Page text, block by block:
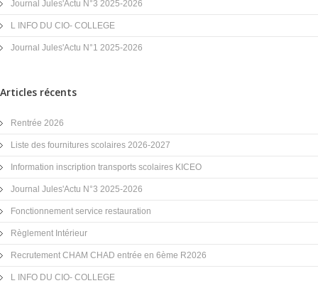
Journal Jules'Actu N°3 2025-2026
L INFO DU CIO- COLLEGE
Journal Jules'Actu N°1 2025-2026
Articles récents
Rentrée 2026
Liste des fournitures scolaires 2026-2027
Information inscription transports scolaires KICEO
Journal Jules'Actu N°3 2025-2026
Fonctionnement service restauration
Règlement Intérieur
Recrutement CHAM CHAD entrée en 6ème R2026
L INFO DU CIO- COLLEGE